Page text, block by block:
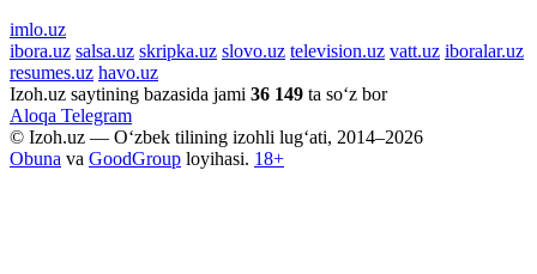
imlo.uz
ibora.uz salsa.uz skripka.uz slovo.uz television.uz vatt.uz iboralar.uz
resumes.uz havo.uz
Izoh.uz saytining bazasida jami 36 149 ta so‘z bor
Aloqa Telegram
© Izoh.uz — O‘zbek tilining izohli lug‘ati, 2014–2026
Obuna va GoodGroup loyihasi. 18+